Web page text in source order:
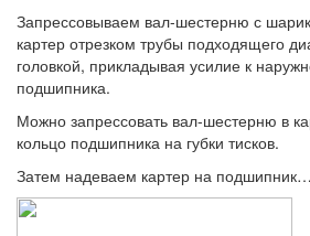
Запрессовываем вал-шестерню с
картер отрезком трубы подходящего
головкой, прикладывая усилие к
подшипника.
Можно запрессовать вал-шестерню в
кольцо подшипника на губки тисков.
Затем надеваем картер на подшипник…